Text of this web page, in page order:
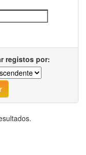
registos por: